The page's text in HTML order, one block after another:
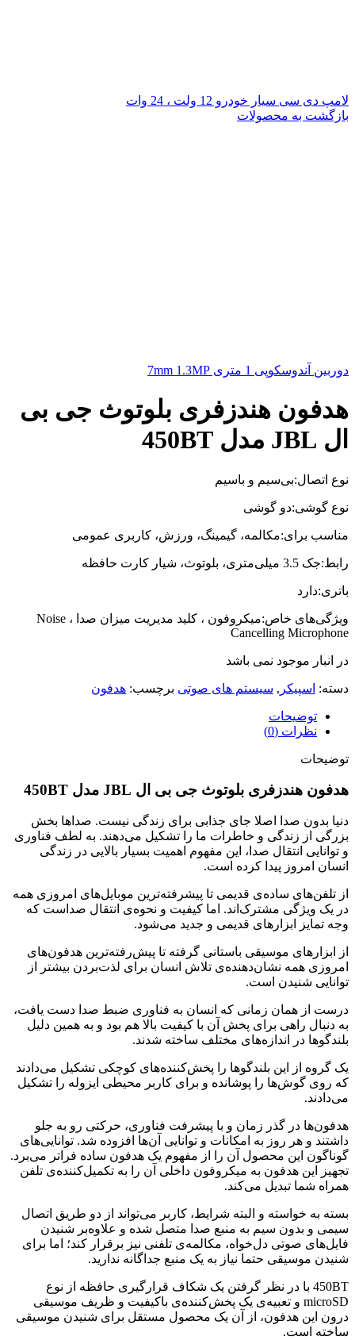
لامپ دی سی سیار خودرو 12 ولت ، 24 وات
بازگشت به محصولات
دوربین آندوسکوپی 1 متری 7mm 1.3MP
هدفون هندزفری بلوتوث جی بی
ال JBL مدل 450BT
نوع اتصال:بی‌سیم و باسیم
نوع گوشی:دو گوشی
مناسب برای:مکالمه، گیمینگ، ورزش، کاربری عمومی
رابط:جک 3.5 میلی‌متری، بلوتوث، شیار کارت حافظه
باتری:دارد
ویژگی‌های خاص:میکروفون ، کلید مدیریت میزان صدا ، Noise
Cancelling Microphone
در انبار موجود نمی باشد
دسته: اسپیکر , سیستم های صوتی برچسب: هدفون
توضیحات
نظرات (0)
توضیحات
هدفون هندزفری بلوتوث جی بی ال JBL مدل 450BT
دنیا بدون صدا اصلا جای جذابی برای زندگی نیست. صداها بخش
بزرگی از زندگی و خاطرات ما را تشکیل می‌دهند. به لطف فناوری
و توانایی انتقال صدا، این مفهوم اهمیت بسیار بالایی در زندگی
انسان امروز پیدا کرده است.
از تلفن‌های ساده‌ی قدیمی تا پیشرفته‌ترین موبایل‌های امروزی همه
در یک ویژگی مشترک‌اند. اما کیفیت و نحوه‌ی انتقال صداست که
وجه تمایز ابزارهای قدیمی و جدید می‌شود.
از ابزارهای موسیقی باستانی گرفته تا پیش‌رفته‌ترین هدفون‌های
امروزی همه نشان‌دهنده‌ی تلاش انسان برای لذت‌بردن بیشتر از
توانایی شنیدن است.
درست از همان زمانی که انسان به فناوری ضبط صدا دست یافت،
به دنبال راهی برای پخش آن با کیفیت بالا هم بود و به همین دلیل
بلندگوها در اندازه‌های مختلف ساخته شدند.
یک گروه از این بلندگوها را پخش‌کننده‌های کوچکی تشکیل می‌دادند
که روی گوش‌ها را پوشانده و برای کاربر محیطی ایزوله را تشکیل
می‌دادند.
هدفون‌ها در گذر زمان و با پیشرفت فناوری، حرکتی رو به جلو
داشتند و هر روز به امکانات و توانایی آن‌ها افزوده شد. توانایی‌های
گوناگون این محصول آن را از مفهوم یک هدفون ساده فراتر می‌برد.
تجهیز این هدفون به میکروفون داخلی آن را به تکمیل‌کننده‌ی تلفن
همراه شما تبدیل می‌کند.
بسته به خواسته و البته شرایط، کاربر می‌تواند از دو طریق اتصال
سیمی و بدون سیم به منبع صدا متصل شده و علاوه‌بر شنیدن
فایل‌های صوتی دل‌خواه، مکالمه‌ی تلفنی نیز برقرار کند؛ اما برای
شنیدن موسیقی حتما نیاز به یک منبع جداگانه ندارید.
450BT با در نظر گرفتن یک شکاف قرارگیری حافظه از نوع
microSD و تعبیه‌ی یک پخش‌کننده‌ی باکیفیت و ظریف موسیقی
درون این هدفون، از آن یک محصول مستقل برای شنیدن موسیقی
ساخته است.